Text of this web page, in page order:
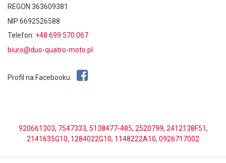
REGON 363609381
NIP 6692526588
Telefon: +48 699 570 067
biuro@duo-quatro-moto.pl
Profil na Facebooku
920661303, 7547333, 5138477-485, 2520799, 2412138F51,
2141635G10, 1284022G10, 1148222A10, 0926717002